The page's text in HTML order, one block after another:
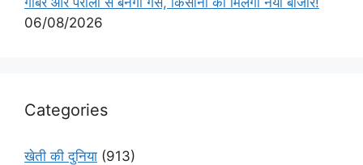
06/08/2026
Categories
खेती की दुनिया (913)